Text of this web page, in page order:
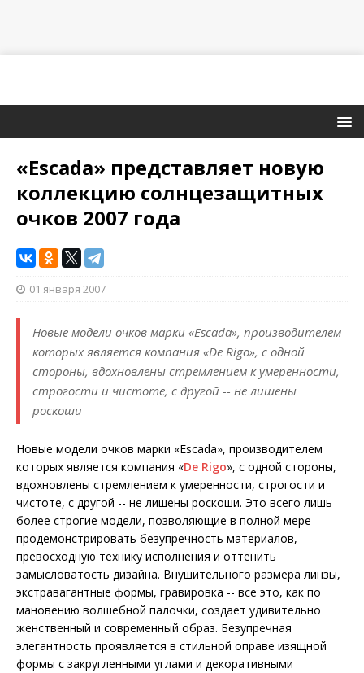
«Escada» представляет новую
коллекцию солнцезащитных
очков 2007 года
01 января 2007
Новые модели очков марки «Escada», производителем
которых является компания «De Rigo», с одной
стороны, вдохновлены стремлением к умеренности,
строгости и чистоте, с другой -- не лишены
роскоши
Новые модели очков марки «Escada», производителем
которых является компания «De Rigo», с одной стороны,
вдохновлены стремлением к умеренности, строгости и
чистоте, с другой -- не лишены роскоши. Это всего лишь
более строгие модели, позволяющие в полной мере
продемонстрировать безупречность материалов,
превосходную технику исполнения и оттенить
замысловатость дизайна. Внушительного размера линзы,
экстравагантные формы, гравировка -- все это, как по
мановению волшебной палочки, создает удивительно
женственный и современный образ. Безупречная
элегантность проявляется в стильной оправе изящной
формы с закругленными углами и декоративными